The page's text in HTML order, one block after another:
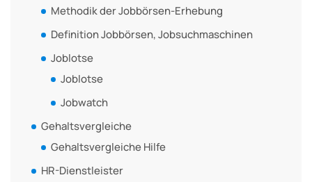
Methodik der Jobbörsen-Erhebung
Definition Jobbörsen, Jobsuchmaschinen
Joblotse
Joblotse
Jobwatch
Gehaltsvergleiche
Gehaltsvergleiche Hilfe
HR-Dienstleister